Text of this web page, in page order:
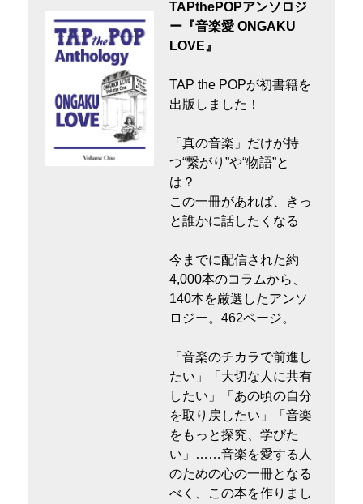
TAPthePOPアンソロジ
ー『音楽愛 ONGAKU
LOVE』
TAP the POPが初書籍を
出版しました！
「真の音楽」だけが持
つ“繋がり”や“物語”と
は？
この一冊があれば、きっ
と誰かに話したくなる
今までに配信された約
4,000本のコラムから、
140本を厳選したアンソ
ロジー。462ページ。
「音楽のチカラで前進し
たい」「大切な人に共有
したい」「あの頃の自分
を取り戻したい」「音楽
をもっと探究、学びた
い」……音楽を愛する人
のための心の一冊となる
べく、この本を作りまし